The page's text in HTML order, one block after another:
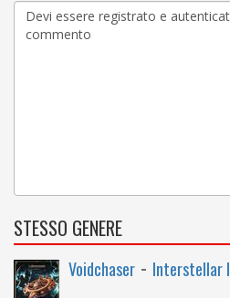
STESSO GENERE
Voidchaser - Interstellar I